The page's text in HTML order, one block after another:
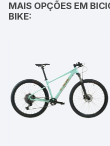
MAIS OPÇÕES EM
BIKE: